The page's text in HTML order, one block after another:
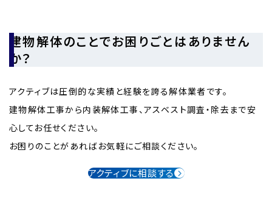
建物解体のことでお困りごとはありません
か？
アクティブは圧倒的な実績と経験を誇る解体業者です。
建物解体工事から内装解体工事、アスベスト調査・除去まで安
心してお任せください。
お困りのことがあればお気軽にご相談ください。
アクティブに相談する